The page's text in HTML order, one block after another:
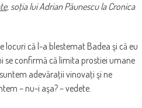
, soţia lui Adrian Păunescu la Cronica
locuri că l-a blestemat Badea şi că eu
se confirmă că limita prostiei umane
adevăraţii vinovaţi şi ne
– nu-i aşa? – vedete.